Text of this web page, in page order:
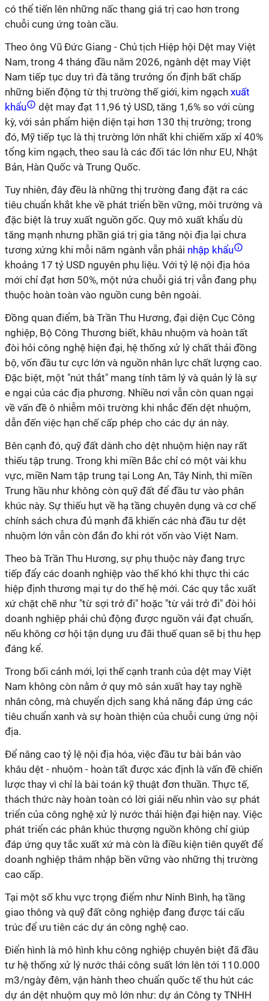
có thể tiến lên những nấc thang giá trị cao hơn trong
chuỗi cung ứng toàn cầu.
Theo ông Vũ Đức Giang - Chủ tịch Hiệp hội Dệt may Việt
Nam, trong 4 tháng đầu năm 2026, ngành dệt may Việt
Nam tiếp tục duy trì đà tăng trưởng ổn định bất chấp
những biến động từ thị trường thế giới, kim ngạch xuất
khẩu
dệt may đạt 11,96 tỷ USD, tăng 1,6% so với cùng
kỳ, với sản phẩm hiện diện tại hơn 130 thị trường; trong
đó, Mỹ tiếp tục là thị trường lớn nhất khi chiếm xấp xỉ 40%
tổng kim ngạch, theo sau là các đối tác lớn như EU, Nhật
Bản, Hàn Quốc và Trung Quốc.
Tuy nhiên, đây đều là những thị trường đang đặt ra các
tiêu chuẩn khắt khe về phát triển bền vững, môi trường và
đặc biệt là truy xuất nguồn gốc. Quy mô xuất khẩu dù
tăng mạnh nhưng phần giá trị gia tăng nội địa lại chưa
tương xứng khi mỗi năm ngành vẫn phải nhập khẩu
khoảng 17 tỷ USD nguyên phụ liệu. Với tỷ lệ nội địa hóa
mới chỉ đạt hơn 50%, một nửa chuỗi giá trị vẫn đang phụ
thuộc hoàn toàn vào nguồn cung bên ngoài.
Đồng quan điểm, bà Trần Thu Hương, đại diện Cục Công
nghiệp, Bộ Công Thương biết, khâu nhuộm và hoàn tất
đòi hỏi công nghệ hiện đại, hệ thống xử lý chất thải đồng
bộ, vốn đầu tư cực lớn và nguồn nhân lực chất lượng cao.
Đặc biệt, một "nút thắt" mang tính tâm lý và quản lý là sự
e ngại của các địa phương. Nhiều nơi vẫn còn quan ngại
về vấn đề ô nhiễm môi trường khi nhắc đến dệt nhuộm,
dẫn đến việc hạn chế cấp phép cho các dự án này.
Bên cạnh đó, quỹ đất dành cho dệt nhuộm hiện nay rất
thiếu tập trung. Trong khi miền Bắc chỉ có một vài khu
vực, miền Nam tập trung tại Long An, Tây Ninh, thì miền
Trung hầu như không còn quỹ đất để đầu tư vào phân
khúc này. Sự thiếu hụt về hạ tầng chuyên dụng và cơ chế
chính sách chưa đủ mạnh đã khiến các nhà đầu tư dệt
nhuộm lớn vẫn còn đắn đo khi rót vốn vào Việt Nam.
Theo bà Trần Thu Hương, sự phụ thuộc này đang trực
tiếp đẩy các doanh nghiệp vào thế khó khi thực thi các
hiệp định thương mại tự do thế hệ mới. Các quy tắc xuất
xứ chặt chẽ như "từ sợi trở đi" hoặc "từ vải trở đi" đòi hỏi
doanh nghiệp phải chủ động được nguồn vải đạt chuẩn,
nếu không cơ hội tận dụng ưu đãi thuế quan sẽ bị thu hẹp
đáng kể.
Trong bối cảnh mới, lợi thế cạnh tranh của dệt may Việt
Nam không còn nằm ở quy mô sản xuất hay tay nghề
nhân công, mà chuyển dịch sang khả năng đáp ứng các
tiêu chuẩn xanh và sự hoàn thiện của chuỗi cung ứng nội
địa.
Để nâng cao tỷ lệ nội địa hóa, việc đầu tư bài bản vào
khâu dệt - nhuộm - hoàn tất được xác định là vấn đề chiến
lược thay vì chỉ là bài toán kỹ thuật đơn thuần. Thực tế,
thách thức này hoàn toàn có lời giải nếu nhìn vào sự phát
triển của công nghệ xử lý nước thải hiện đại hiện nay. Việc
phát triển các phân khúc thượng nguồn không chỉ giúp
đáp ứng quy tắc xuất xứ mà còn là điều kiện tiên quyết để
doanh nghiệp thâm nhập bền vững vào những thị trường
cao cấp.
Tại một số khu vực trọng điểm như Ninh Bình, hạ tầng
giao thông và quỹ đất công nghiệp đang được tái cấu
trúc để ưu tiên các dự án công nghệ cao.
Điển hình là mô hình khu công nghiệp chuyên biệt đã đầu
tư hệ thống xử lý nước thải công suất lớn lên tới 110.000
m3/ngày đêm, vận hành theo chuẩn quốc tế thu hút các
dự án dệt nhuộm quy mô lớn như: dự án Công ty TNHH